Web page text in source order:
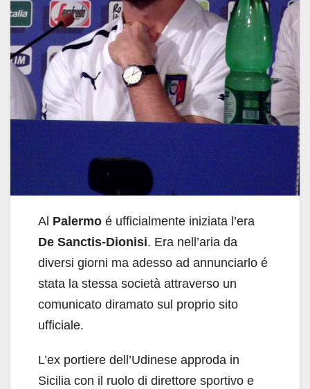
Al Palermo é ufficialmente iniziata l’era
De Sanctis-Dionisi. Era nell’aria da
diversi giorni ma adesso ad annunciarlo é
stata la stessa società attraverso un
comunicato diramato sul proprio sito
ufficiale.
L’ex portiere dell’Udinese approda in
Sicilia con il ruolo di direttore sportivo e